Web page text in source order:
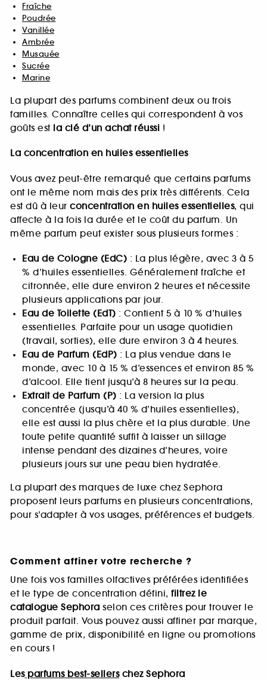
Fraîche
Poudrée
Vanillée
Ambrée
Musquée
Sucrée
Marine
La plupart des parfums combinent deux ou trois
familles. Connaître celles qui correspondent à vos
goûts est la clé d’un achat réussi !
La concentration en huiles essentielles
Vous avez peut-être remarqué que certains parfums
ont le même nom mais des prix très différents. Cela
est dû à leur concentration en huiles essentielles, qui
affecte à la fois la durée et le coût du parfum. Un
même parfum peut exister sous plusieurs formes :
Eau de Cologne (EdC) : La plus légère, avec 3 à 5
% d’huiles essentielles. Généralement fraîche et
citronnée, elle dure environ 2 heures et nécessite
plusieurs applications par jour.
Eau de Toilette (EdT) : Contient 5 à 10 % d’huiles
essentielles. Parfaite pour un usage quotidien
(travail, sorties), elle dure environ 3 à 4 heures.
Eau de Parfum (EdP) : La plus vendue dans le
monde, avec 10 à 15 % d’essences et environ 85 %
d’alcool. Elle tient jusqu’à 8 heures sur la peau.
Extrait de Parfum (P) : La version la plus
concentrée (jusqu’à 40 % d’huiles essentielles),
elle est aussi la plus chère et la plus durable. Une
toute petite quantité suffit à laisser un sillage
intense pendant des dizaines d’heures, voire
plusieurs jours sur une peau bien hydratée.
La plupart des marques de luxe chez Sephora
proposent leurs parfums en plusieurs concentrations,
pour s’adapter à vos usages, préférences et budgets.
Comment affiner votre recherche ?
Une fois vos familles olfactives préférées identifiées
et le type de concentration défini, filtrez le
catalogue Sephora selon ces critères pour trouver le
produit parfait. Vous pouvez aussi affiner par marque,
gamme de prix, disponibilité en ligne ou promotions
en cours !
Lesparfums best-sellerschez Sephora